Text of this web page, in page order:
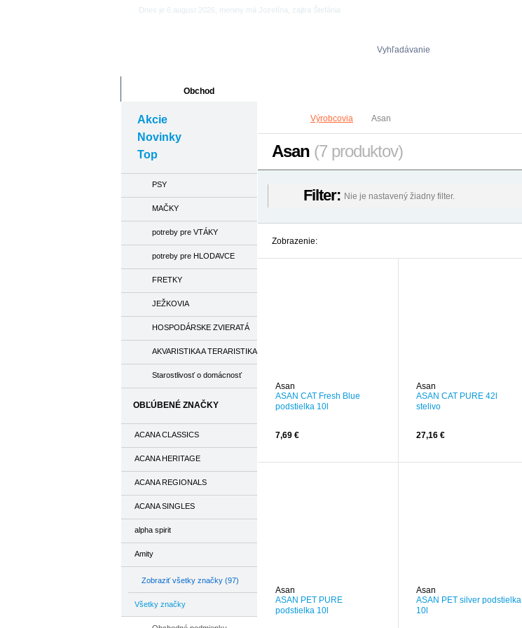
Výrobcovia Asan
Asan (7 produktov)
Filter: Nie je nastavený žiadny filter.
Zobrazenie:
Asan
ASAN CAT Fresh Blue
podstielka 10l
7,69 €
Asan
ASAN CAT PURE 42l
stelivo
27,16 €
Asan
ASAN PET PURE
podstielka 10l
Asan
ASAN PET silver podstielka
10l
Akcie
Novinky
Top
PSY
MAČKY
potreby pre VTÁKY
potreby pre HLODAVCE
FRETKY
JEŽKOVIA
HOSPODÁRSKE ZVIERATÁ
AKVARISTIKA A TERARISTIKA
Starostlivosť o domácnosť
OBĽÚBENÉ ZNAČKY
ACANA CLASSICS
ACANA HERITAGE
ACANA REGIONALS
ACANA SINGLES
alpha spirit
Amity
Zobraziť všetky značky (97)
Všetky značky
Dnes je 6.august 2026, meniny má Jozefína, zajtra Štefánia
Vyhľadávanie
Obchod